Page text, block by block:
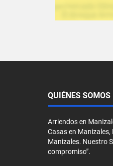
QUIÉNES SOMOS
Arriendos en
Casas en Manizales,
Manizales. Nuestro
compromiso”.